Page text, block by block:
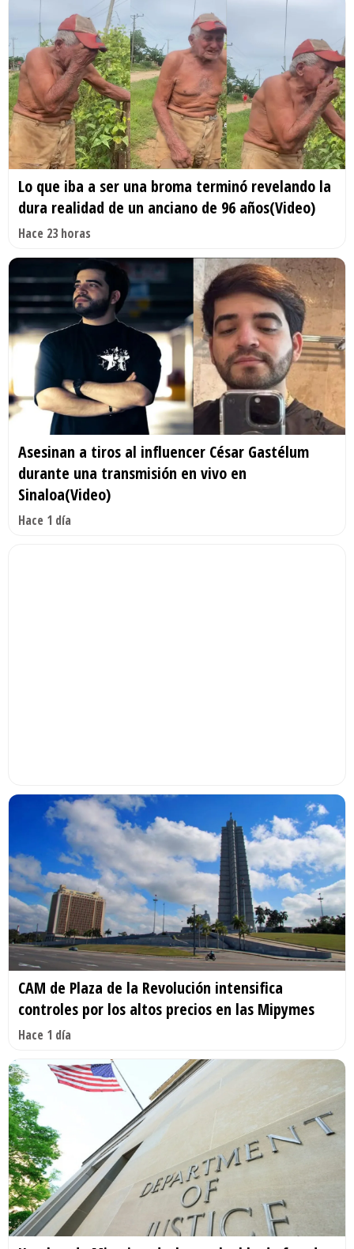
Lo que iba a ser una broma terminó revelando la
dura realidad de un anciano de 96 años(Video)
Hace 23 horas
Asesinan a tiros al influencer César Gastélum
durante una transmisión en vivo en
Sinaloa(Video)
Hace 1 día
CAM de Plaza de la Revolución intensifica
controles por los altos precios en las Mipymes
Hace 1 día